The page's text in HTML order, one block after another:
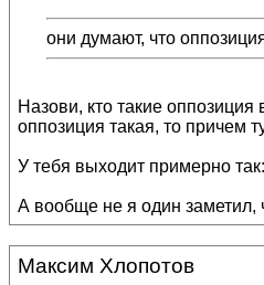
они думают, что
Назови, кто такие
оппозиция такая, то причем
У тебя выходит примерно
А вообще не я один заметил,
Максим Хлопотов